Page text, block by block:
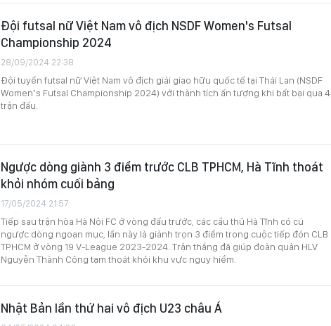
Đội futsal nữ Việt Nam vô địch NSDF Women's Futsal
Championship 2024
28/09/2024 22:38
Đội tuyển futsal nữ Việt Nam vô địch giải giao hữu quốc tế tại Thái Lan (NSDF
Women’s Futsal Championship 2024) với thành tích ấn tượng khi bất bại qua 4
trận đấu.
Ngược dòng giành 3 điểm trước CLB TPHCM, Hà Tĩnh thoát
khỏi nhóm cuối bảng
17/05/2024 21:57
Tiếp sau trận hòa Hà Nội FC ở vòng đấu trước, các cầu thủ Hà Tĩnh có cú
ngược dòng ngoạn mục, lần này là giành trọn 3 điểm trong cuộc tiếp đón CLB
TPHCM ở vòng 19 V-League 2023-2024. Trận thắng đã giúp đoàn quân HLV
Nguyễn Thành Công tạm thoát khỏi khu vực nguy hiểm.
Nhật Bản lần thứ hai vô địch U23 châu Á